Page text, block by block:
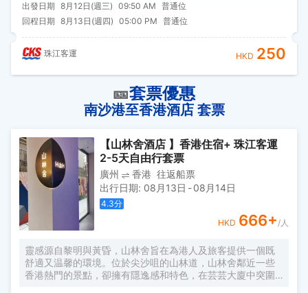
出發日期 8月12日(週三) 09:50 AM 普通位
回程日期 8月13日(週四) 05:00 PM 普通位
珠江客運 HKD 250
🎫套票優惠
南沙港至香港酒店 套票
【山林舍酒店 】香港住宿+ 珠江客運
2-5天自由行套票
廣州 香港 往返船票
出行日期: 08月13日 -08月14日
4.3分
HKD 666+/人
靈感源自黎明與黃昏，山林舍旨在為港人及旅客提供一個既
舒適又温馨的環境。位於尖沙咀的山林道，山林舍鄰近一些
香港熱門的景點，卻擁有隱逸感和特色，在芸芸大廈中突圍